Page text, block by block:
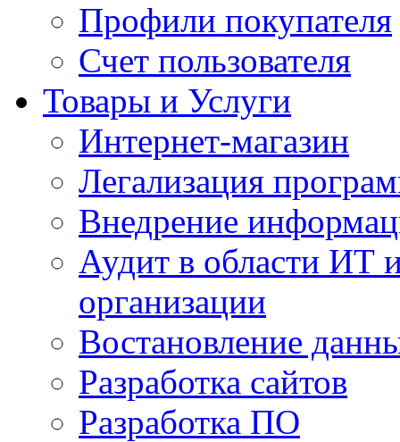
Профили покупателя
Счет пользователя
Товары и Услуги
Интернет-магазин
Легализация
Внедрение
Аудит в области ИТ
организации
Востановление
Разработка сайтов
Разработка ПО